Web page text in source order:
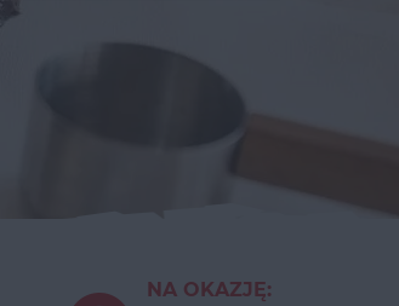
NA OKAZJĘ: